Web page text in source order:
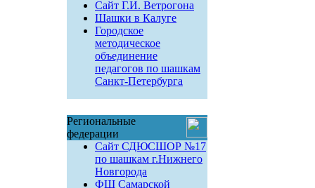
Сайт Г.И. Ветрогона
Шашки в Калуге
Городское
методическое
объединение
педагогов по шашкам
Санкт-Петербурга
Региональные
федерации
Сайт СДЮСШОР №17
по шашкам г.Нижнего
Новгорода
ФШ Самарской